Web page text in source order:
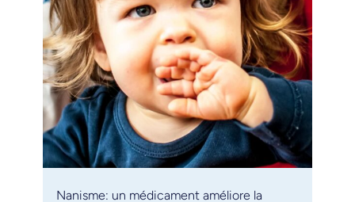
Nanisme: un médicament améliore la